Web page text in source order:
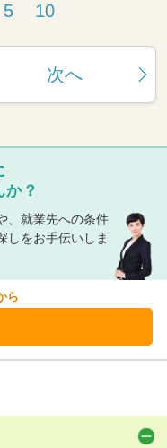
5 10
次へ
？
、就業先への条件
しをお手伝いしま
ら